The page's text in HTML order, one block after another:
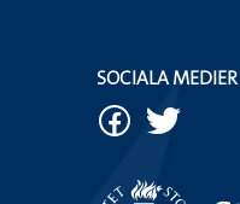
SOCIALA MEDIER